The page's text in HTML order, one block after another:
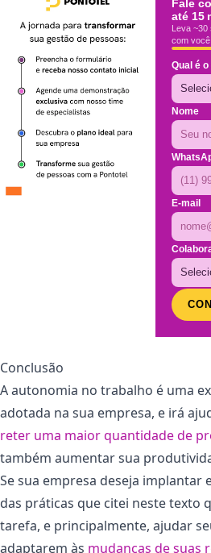
Fale
até 15
Leva ~30
com
Qual é
Nome
E-mail
Conclusão
A autonomia no trabalho é uma
adotada na sua empresa, e irá
reter uma maior quantidade de
também aumentar sua
Se sua empresa deseja implantar
das práticas que citei neste texto
tarefa, e principalmente, ajudar
adaptarem às mudanças de suas